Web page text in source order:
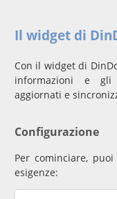
Il widget di
Con il widget di
informazioni e
aggiornati e
Configurazione
Per cominciare,
esigenze: